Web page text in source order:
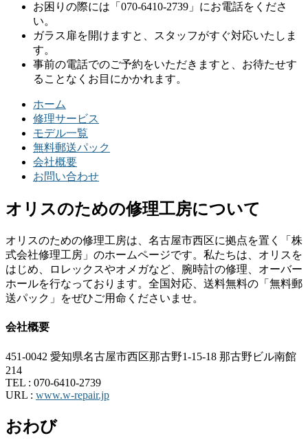
お困りの際には「070-6410-2739」にお電話をくださ
い。
ガラス扉を開けますと、スタッフがすぐ対応いたしま
す。
事前の電話でのご予約をいただきますと、お待たせす
ることなくお目にかかれます。
ホーム
修理サービス
モデル一覧
無料郵送パック
会社概要
お問い合わせ
オリスのための修理工房について
オリスのための修理工房は、名古屋市西区に拠点を置く「株
式会社修理工房」のホームページです。私たちは、オリスを
はじめ、ロレックスやオメガなど、腕時計の修理、オーバー
ホールを行なっております。全国対応、送料無料の「無料郵
送パック」をぜひご用命くださいませ。
会社概要
451-0042 愛知県名古屋市西区那古野1-15-18 那古野ビル南館
214
TEL : 070-6410-2739
URL : www.w-repair.jp
おわび